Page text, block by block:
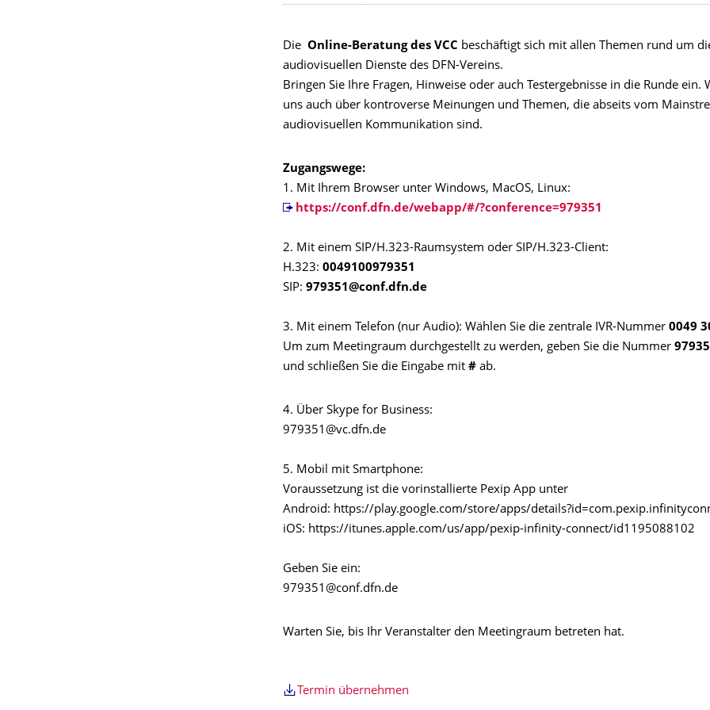
Die Online-Beratung des VCC beschäftigt sich mit allen Themen rund um
audiovisuellen Dienste des DFN-Vereins.
Bringen Sie Ihre Fragen, Hinweise oder auch Testergebnisse in die Runde ein.
uns auch über kontroverse Meinungen und Themen, die abseits vom
audiovisuellen Kommunikation sind.
Zugangswege:
1. Mit Ihrem Browser unter Windows, MacOS, Linux:
https://conf.dfn.de/webapp/#/?conference=979351
2. Mit einem SIP/H.323-Raumsystem oder SIP/H.323-Client:
H.323: 0049100979351
SIP: 979351@conf.dfn.de
3. Mit einem Telefon (nur Audio): Wählen Sie die zentrale IVR-Nummer 0049
Um zum Meetingraum durchgestellt zu werden, geben Sie die Nummer
und schließen Sie die Eingabe mit # ab.
4. Über Skype for Business:
979351@vc.dfn.de
5. Mobil mit Smartphone:
Voraussetzung ist die vorinstallierte Pexip App unter
Android: https://play.google.com/store/apps/
iOS: https://itunes.apple.com/us/app/pexip-infinity-connect/id1195088102
Geben Sie ein:
979351@conf.dfn.de
Warten Sie, bis Ihr Veranstalter den Meetingraum betreten hat.
Termin übernehmen